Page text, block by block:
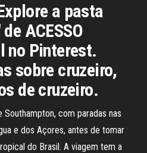
a pasta
ACESSO
no Pinterest.
sobre cruzeiro,
de cruzeiro.
com paradas nas
e dos Açores, antes de tomar
do Brasil. A viagem tem a